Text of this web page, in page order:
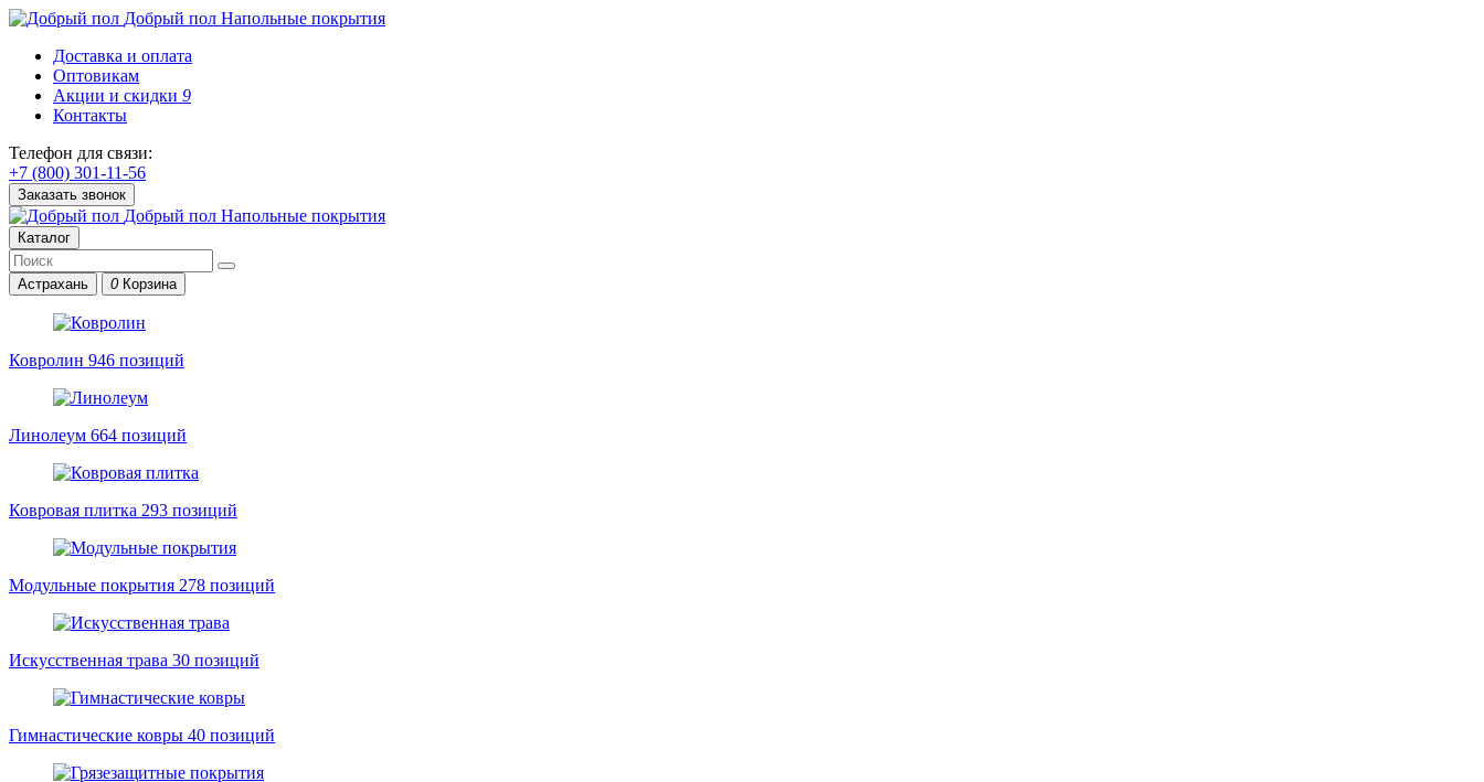
Добрый пол Напольные покрытия
Доставка и оплата
Оптовикам
Акции и скидки 9
Контакты
Телефон для связи:
+7 (800) 301-11-56
Заказать звонок
Добрый пол Напольные покрытия
Каталог
Астрахань 0 Корзина
Ковролин 946 позиций
Линолеум 664 позиций
Ковровая плитка 293 позиций
Модульные покрытия 278 позиций
Искусственная трава 30 позиций
Гимнастические ковры 40 позиций